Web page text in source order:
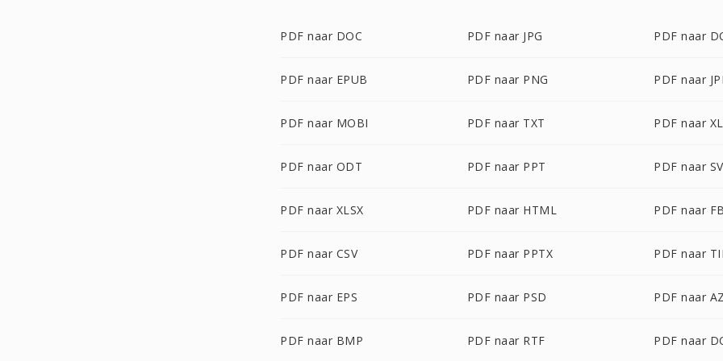
PDF naar DOC PDF naar JPG PDF naar
PDF naar EPUB PDF naar PNG PDF naar
PDF naar MOBI PDF naar TXT PDF naar
PDF naar ODT PDF naar PPT PDF naar
PDF naar XLSX PDF naar HTML PDF naar
PDF naar CSV PDF naar PPTX PDF naar
PDF naar EPS PDF naar PSD PDF naar
PDF naar BMP PDF naar RTF PDF naar